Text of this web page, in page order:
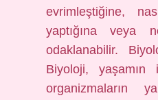
evrimleştiğine,
yaptığına veya
odaklanabilir.
Biyoloji, yaşamın
organizmaların